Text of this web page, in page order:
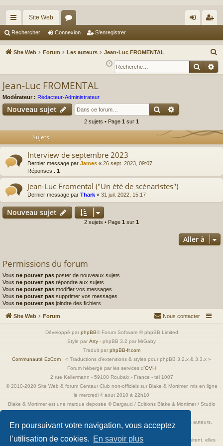
En poursuivant votre navigation, vous acceptez
l’utilisation de cookies. En savoir plus
cc
ès
Site Web
or
u ne
xi
nr
eg
Rechercher Connexion S’enregistrer
Site Web Forum Les auteurs Jean-Luc FROMENTAL
e
c
Jean-Luc FROMENTAL
Modérateur : Rédacteur-Administrateur
Nouveau sujet Rechercher
2 sujets • Page 1 sur 1
Sujets
Interview de septembre 2023
Dernier message par James « 26 sept. 2023, 09:07
Réponses : 1
Jean-Luc Fromental ("Un été de scénaristes")
Dernier message par Thark « 31 juil. 2022, 15:17
Nouveau sujet
2 sujets • Page 1 sur 1
Aller à
Permissions du forum
Vous ne pouvez pas poster de nouveaux sujets
Vous ne pouvez pas répondre aux sujets
Vous ne pouvez pas modifier vos messages
Vous ne pouvez pas supprimer vos messages
Vous ne pouvez pas joindre des fichiers
Site Web Forum Nous contacter
Développé par phpBB® Forum Software © phpBB Limited
Style par Arty - phpBB 3.2 par MrGaby
Traduit par phpBB-fr.com
Communauté EzCom : « Traductions d'extensions & styles pour phpBB 3.2.x & 3.3.x »
Forum hébergé par les services d’OVH
2 rue Kellermann - 59100 Roubaix - France - tél 1007
© 2010-2020 Site Web & forum Centaur Club non-officiels sur Blake & Mortimer, mis en ligne
le mercredi 4 aout 2010 à 22h10
Blake & Mortimer est une marque deposée © Dargaud / Editions Blake & Mortimer / Studio
Toutes les images incluses dans ces pages sont la propriété exclusive de leurs auteurs,
ayant droits et/ou éditeurs.
Elles ne sont ici qu'à titre de référence ou d'illustration. Si les propriétaires le désirent, elles